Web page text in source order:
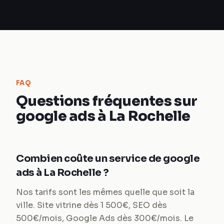
FAQ
Questions fréquentes sur
google ads à La Rochelle
Combien coûte un service de google
ads à La Rochelle ?
Nos tarifs sont les mêmes quelle que soit la
ville. Site vitrine dès 1 500€, SEO dès
500€/mois, Google Ads dès 300€/mois. Le